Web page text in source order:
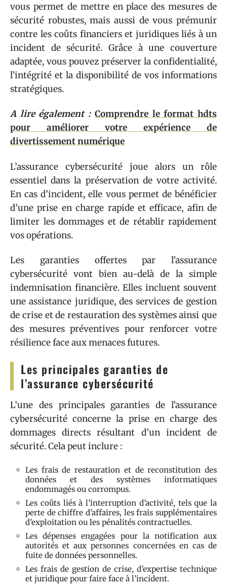
vous permet de mettre en place des mesures de
sécurité robustes, mais aussi de vous prémunir
contre les coûts financiers et juridiques liés à un
incident de sécurité. Grâce à une couverture
adaptée, vous pouvez préserver la confidentialité,
l’intégrité et la disponibilité de vos informations
stratégiques.
A lire également : Comprendre le format hdts
pour améliorer votre expérience de
divertissement numérique
L’assurance cybersécurité joue alors un rôle
essentiel dans la préservation de votre activité.
En cas d’incident, elle vous permet de bénéficier
d’une prise en charge rapide et efficace, afin de
limiter les dommages et de rétablir rapidement
vos opérations.
Les garanties offertes par l’assurance
cybersécurité vont bien au-delà de la simple
indemnisation financière. Elles incluent souvent
une assistance juridique, des services de gestion
de crise et de restauration des systèmes ainsi que
des mesures préventives pour renforcer votre
résilience face aux menaces futures.
Les principales garanties de
l’assurance cybersécurité
L’une des principales garanties de l’assurance
cybersécurité concerne la prise en charge des
dommages directs résultant d’un incident de
sécurité. Cela peut inclure :
Les frais de restauration et de reconstitution des
données et des systèmes informatiques
endommagés ou corrompus.
Les coûts liés à l’interruption d’activité, tels que la
perte de chiffre d’affaires, les frais supplémentaires
d’exploitation ou les pénalités contractuelles.
Les dépenses engagées pour la notification aux
autorités et aux personnes concernées en cas de
fuite de données personnelles.
Les frais de gestion de crise, d’expertise technique
et juridique pour faire face à l’incident.